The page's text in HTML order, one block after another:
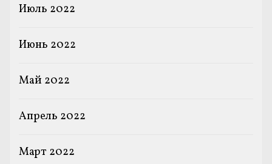
Июль 2022
Июнь 2022
Май 2022
Апрель 2022
Март 2022